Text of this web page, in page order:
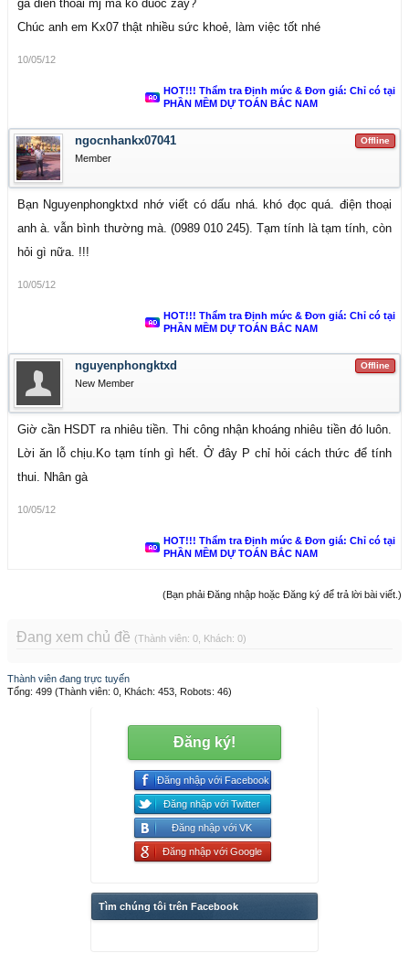
ga dien thoai mj ma ko duoc zay?
Chúc anh em Kx07 thật nhiều sức khoẻ, làm việc tốt nhé
10/05/12
HOT!!! Thẩm tra Định mức & Đơn giá: Chỉ có tại
PHẦN MỀM DỰ TOÁN BẮC NAM
Offline
ngocnhankx07041
Member
Bạn Nguyenphongktxd nhớ viết có dấu nhá. khó đọc quá. điện thoại
anh à. vẫn bình thường mà. (0989 010 245). Tạm tính là tạm tính, còn
hỏi gì nữa. !!!
10/05/12
HOT!!! Thẩm tra Định mức & Đơn giá: Chỉ có tại
PHẦN MỀM DỰ TOÁN BẮC NAM
Offline
nguyenphongktxd
New Member
Giờ cần HSDT ra nhiêu tiền. Thi công nhận khoáng nhiêu tiền đó luôn.
Lời ăn lỗ chịu.Ko tạm tính gì hết. Ở đây P chỉ hỏi cách thức để tính
thui. Nhân gà
10/05/12
HOT!!! Thẩm tra Định mức & Đơn giá: Chỉ có tại
PHẦN MỀM DỰ TOÁN BẮC NAM
(Bạn phải Đăng nhập hoặc Đăng ký để trả lời bài viết.)
Đang xem chủ đề (Thành viên: 0, Khách: 0)
Thành viên đang trực tuyến
Tổng: 499 (Thành viên: 0, Khách: 453, Robots: 46)
Đăng ký!
Đăng nhập với Facebook
Đăng nhập với Twitter
Đăng nhập với VK
Đăng nhập với Google
Tìm chúng tôi trên Facebook